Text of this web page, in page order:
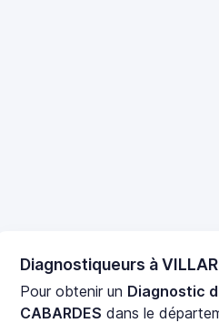
Diagnostiqueurs à
Pour obtenir un Diagnostic
CABARDES dans le